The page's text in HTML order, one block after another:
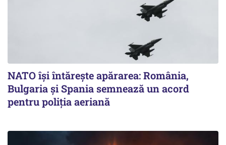
NATO își întărește apărarea: România,
Bulgaria și Spania semnează un acord
pentru poliția aeriană